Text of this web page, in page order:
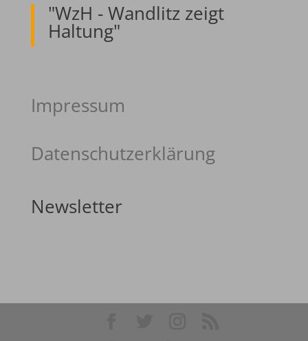
"WzH - Wandlitz zeigt
Haltung"
Impressum
Datenschutzerklärung
Newsletter